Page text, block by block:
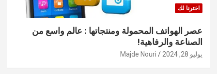
اخترنا لك
عصر الهواتف المحمولة ومنتجاتها : عالم واسع من
الصناعة والرفاهية!
يوليو 28, 2024 Majde Nouri